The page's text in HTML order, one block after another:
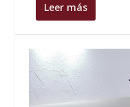
Leer más